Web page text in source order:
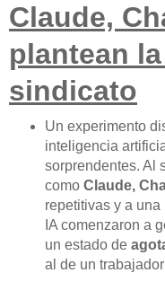
Claude,
plantean
sindicato
Un experimento
inteligencia
sorprendentes. Al
como Claude,
repetitivas y a una
IA comenzaron a
un estado de
al de un